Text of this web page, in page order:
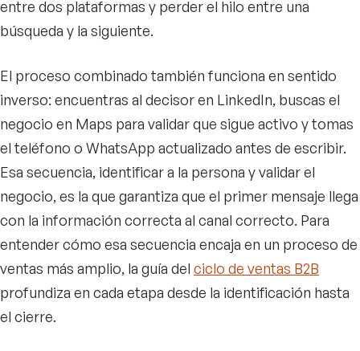
entre dos plataformas y perder el hilo entre una
búsqueda y la siguiente.
El proceso combinado también funciona en sentido
inverso: encuentras al decisor en LinkedIn, buscas el
negocio en Maps para validar que sigue activo y tomas
el teléfono o WhatsApp actualizado antes de escribir.
Esa secuencia, identificar a la persona y validar el
negocio, es la que garantiza que el primer mensaje llega
con la información correcta al canal correcto. Para
entender cómo esa secuencia encaja en un proceso de
ventas más amplio, la guía del ciclo de ventas B2B
profundiza en cada etapa desde la identificación hasta
el cierre.